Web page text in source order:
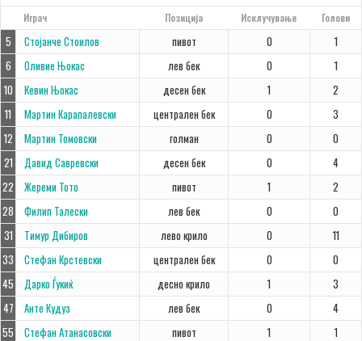
Играч Позиција Исклучување Голови
5 Стојанче Стоилов пивот 0
1
6
Оливие Њокас лев бек 0
1
10
Кевин Њокас десен бек 1
2
11
Мартин Карапалевски централен бек 0
3
12
Мартин Томовски голман 0
0
21
Давид Савревски десен бек 0
4
22
Жереми Тото пивот 1
2
28
Филип Талески лев бек 0
0
31
Тимур Дибиров лево крило 0
11
33
Стефан Крстевски централен бек 0
0
45
Дарко Ѓукиќ десно крило 1
3
47
Анте Кудуз лев бек 0
4
55
Стефан Атанасовски пивот 1
1